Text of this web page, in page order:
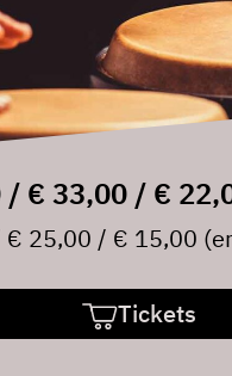
/ € 33,00 / €
25,00 / € 15,00
Tickets